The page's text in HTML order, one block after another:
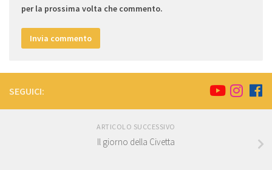
per la prossima volta che commento.
SEGUICI:
ARTICOLO SUCCESSIVO
Il giorno della Civetta